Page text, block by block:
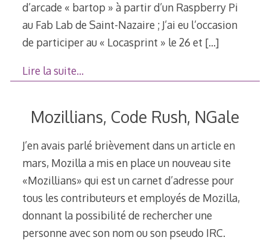
d’arcade « bartop » à partir d’un Raspberry Pi
au Fab Lab de Saint-Nazaire ; J’ai eu l’occasion
de participer au « Locasprint » le 26 et […]
Lire la suite…
Mozillians, Code Rush, NGale
J’en avais parlé brièvement dans un article en
mars, Mozilla a mis en place un nouveau site
«Mozillians» qui est un carnet d’adresse pour
tous les contributeurs et employés de Mozilla,
donnant la possibilité de rechercher une
personne avec son nom ou son pseudo IRC.